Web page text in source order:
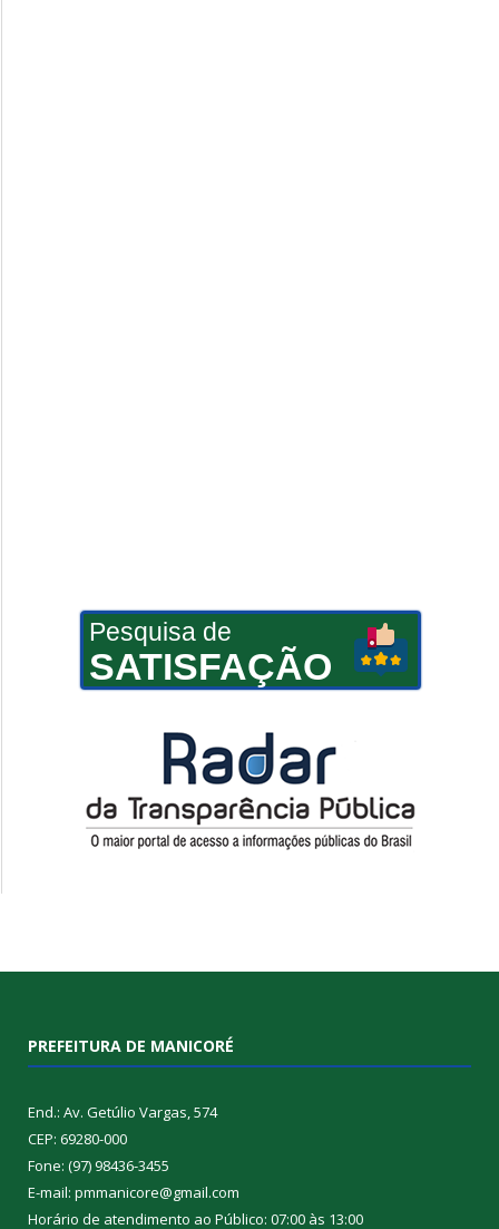
Pesquisa de
SATISFAÇÃO
PREFEITURA DE MANICORÉ
End.: Av. Getúlio Vargas, 574
CEP: 69280-000
Fone: (97) 98436-3455
E-mail: pmmanicore@gmail.com
Horário de atendimento ao Público: 07:00 às 13:00